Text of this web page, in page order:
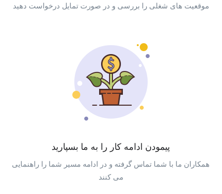
موقعیت های شغلی را بررسی و در صورت تمایل درخواست دهید
پیمودن ادامه کار را به ما بسپارید
همکاران ما با شما تماس گرفته و در ادامه مسیر شما را راهنمایی
می کنند